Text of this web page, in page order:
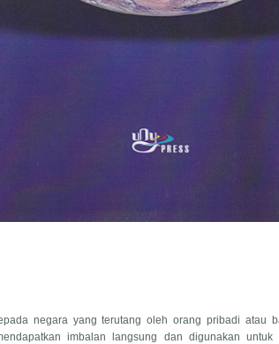
negara yang terutang oleh orang pribadi atau
imbalan langsung dan digunakan